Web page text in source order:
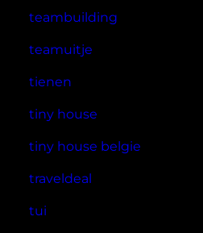
teambuilding
teamuitje
tienen
tiny house
tiny house belgie
traveldeal
tui